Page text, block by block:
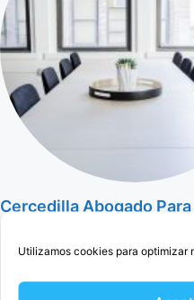
Utilizamos cookies para optimizar
Cercedilla Abogado